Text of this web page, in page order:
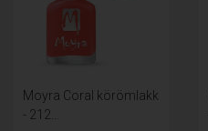
Moyra Coral körömlakk
- 212...